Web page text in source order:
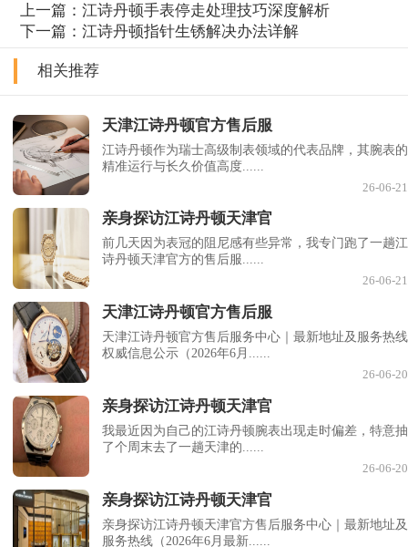
上一篇：江诗丹顿手表停走处理技巧深度解析
下一篇：江诗丹顿指针生锈解决办法详解
相关推荐
天津江诗丹顿官方售后服
江诗丹顿作为瑞士高级制表领域的代表品牌，其腕表的
精准运行与长久价值高度......
26-06-21
亲身探访江诗丹顿天津官
前几天因为表冠的阻尼感有些异常，我专门跑了一趟江
诗丹顿天津官方的售后服......
26-06-21
天津江诗丹顿官方售后服
天津江诗丹顿官方售后服务中心｜最新地址及服务热线
权威信息公示（2026年6月......
26-06-20
亲身探访江诗丹顿天津官
我最近因为自己的江诗丹顿腕表出现走时偏差，特意抽
了个周末去了一趟天津的......
26-06-20
亲身探访江诗丹顿天津官
亲身探访江诗丹顿天津官方售后服务中心｜最新地址及
服务热线（2026年6月最新......